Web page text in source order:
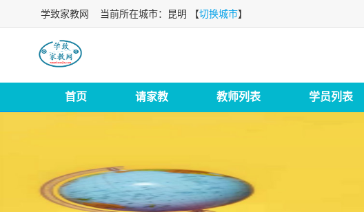
学致家教网 当前所在城市：昆明 【切换城市】
首页 请家教 教师列表 学员列表